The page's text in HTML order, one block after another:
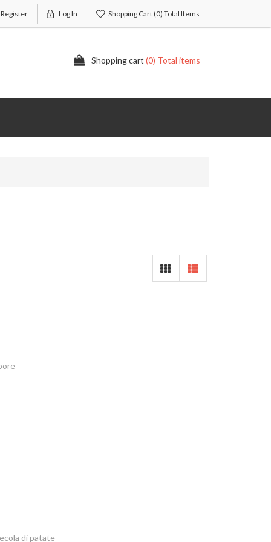
Register Log In Shopping Cart(0) Total Items
Shopping cart (0) Total items
di patate